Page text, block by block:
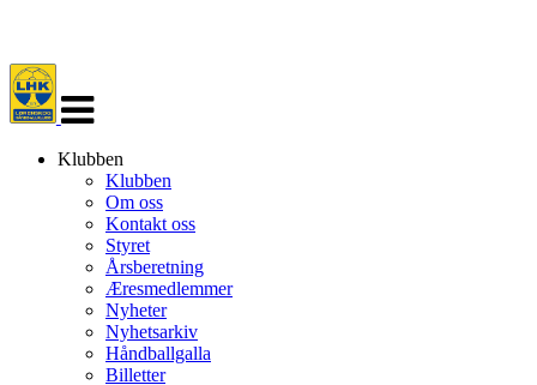
navigasjon
Klubben
Klubben
Om oss
Kontakt oss
Styret
Årsberetning
Æresmedlemmer
Nyheter
Nyhetsarkiv
Håndballgalla
Billetter